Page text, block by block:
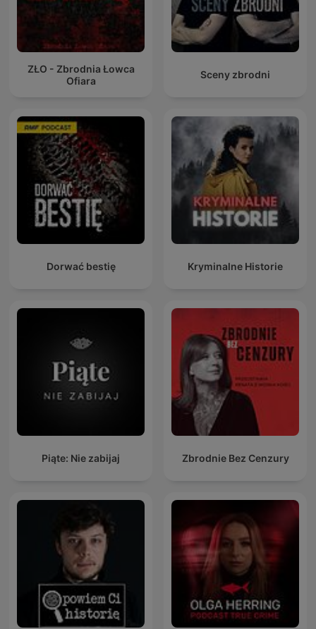
ZŁO - Zbrodnia Łowca
Ofiara
Sceny zbrodni
Dorwać bestię Kryminalne Historie
Piąte: Nie zabijaj Zbrodnie Bez Cenzury